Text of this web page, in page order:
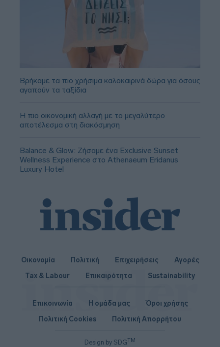
Βρήκαμε τα πιο χρήσιμα καλοκαιρινά δώρα για όσους
αγαπούν τα ταξίδια
Η πιο οικονομική αλλαγή με το μεγαλύτερο
αποτέλεσμα στη διακόσμηση
Balance & Glow: Ζήσαμε ένα Exclusive Sunset
Wellness Experience στο Athenaeum Eridanus
Luxury Hotel
Οικονομία Πολιτική Επιχειρήσεις
Αγορές
Tax & Labour
Επικαιρότητα Sustainability
Design by SDGTM
Επικοινωνία Η ομάδα μας
Όροι χρήσης
Πολιτική Cookies
Πολιτική Απορρήτου